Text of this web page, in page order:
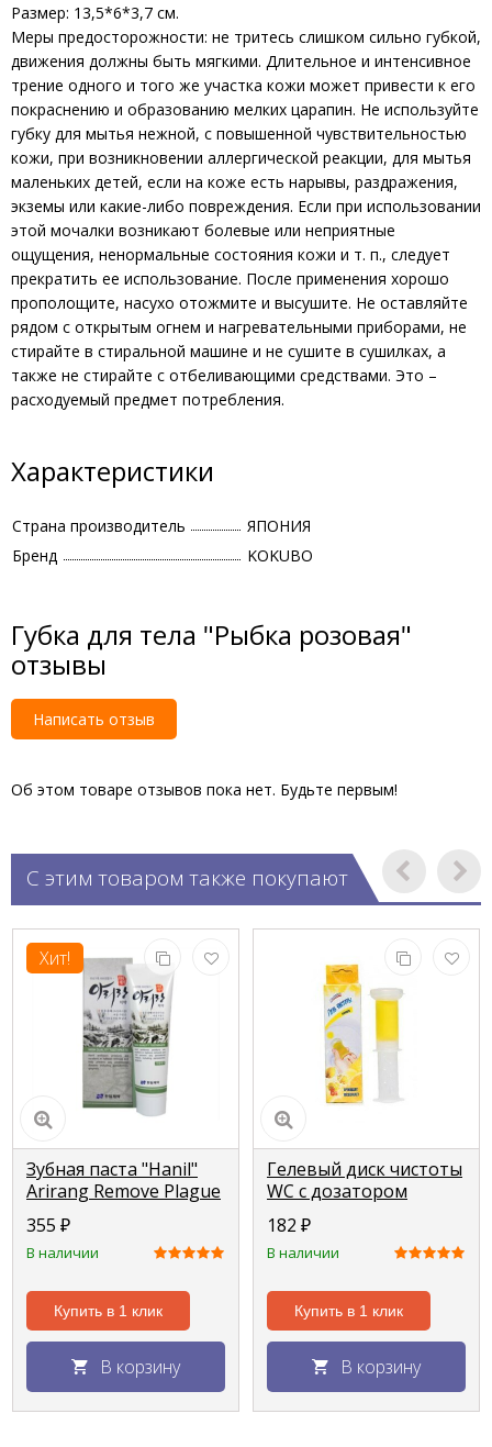
Размер: 13,5*6*3,7 см.
Меры предосторожности: не тритесь слишком сильно губкой,
движения должны быть мягкими. Длительное и интенсивное
трение одного и того же участка кожи может привести к его
покраснению и образованию мелких царапин. Не используйте
губку для мытья нежной, с повышенной чувствительностью
кожи, при возникновении аллергической реакции, для мытья
маленьких детей, если на коже есть нарывы, раздражения,
экземы или какие-либо повреждения. Если при использовании
этой мочалки возникают болевые или неприятные
ощущения, ненормальные состояния кожи и т. п., следует
прекратить ее использование. После применения хорошо
прополощите, насухо отожмите и высушите. Не оставляйте
рядом с открытым огнем и нагревательными приборами, не
стирайте в стиральной машине и не сушите в сушилках, а
также не стирайте с отбеливающими средствами. Это –
расходуемый предмет потребления.
Характеристики
Страна производитель
ЯПОНИЯ
Бренд
KOKUBO
Губка для тела "Рыбка розовая"
отзывы
Написать отзыв
Об этом товаре отзывов пока нет. Будьте первым!
С этим товаром также покупают
Хит!
Зубная паста "Hanil"
Arirang Remove Plague
от зубного налета
150г
355 ₽
В наличии
Купить в 1 клик
В корзину
Гелевый диск чистоты
WC с дозатором
"Свежинка" лимон,
6шт
182 ₽
В наличии
Купить в 1 клик
В корзину